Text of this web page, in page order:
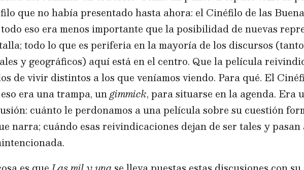
que no había presentado hasta ahora: el Cinéfilo de las
eso era menos importante que la posibilidad de nuevas
todo lo que es periferia en la mayoría de los discursos
y geográficos) aquí está en el centro. Que la película
de vivir distintos a los que veníamos viendo. Para qué. El
era una trampa, ungimmick, para situarse en la agenda. Era
cuánto le perdonamos a una película sobre su cuestión
narra; cuándo esas reivindicaciones dejan de ser tales y pasan